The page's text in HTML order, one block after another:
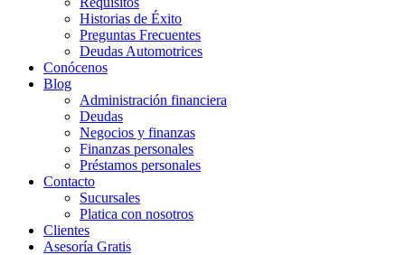
Historias de Éxito
Preguntas Frecuentes
Deudas Automotrices
Conócenos
Blog
Administración financiera
Deudas
Negocios y finanzas
Finanzas personales
Préstamos personales
Contacto
Sucursales
Platica con nosotros
Clientes
Asesoría Gratis